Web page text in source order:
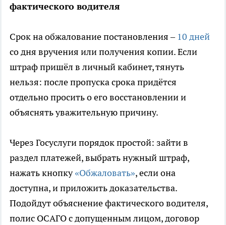
фактического водителя
Срок на обжалование постановления – 10 дней
со дня вручения или получения копии. Если
штраф пришёл в личный кабинет, тянуть
нельзя: после пропуска срока придётся
отдельно просить о его восстановлении и
объяснять уважительную причину.
Через Госуслуги порядок простой: зайти в
раздел платежей, выбрать нужный штраф,
нажать кнопку«Обжаловать», если она
доступна, и приложить доказательства.
Подойдут объяснение фактического водителя,
полис ОСАГО с допущенным лицом, договор